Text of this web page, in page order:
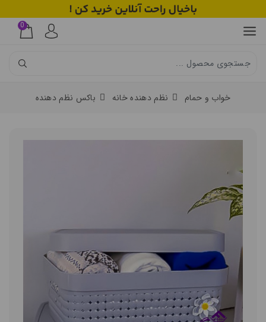
0
خواب و حمام نظم دهنده خانه باکس نظم دهنده